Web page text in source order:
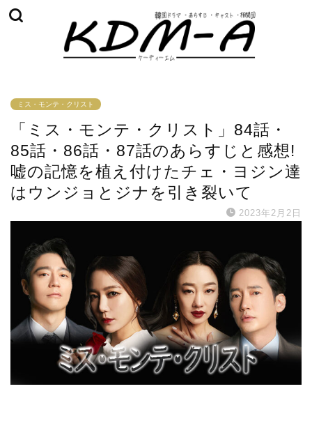
ミス・モンテ・クリスト
「ミス・モンテ・クリスト」84話・
85話・86話・87話のあらすじと感想!
嘘の記憶を植え付けたチェ・ヨジン達
はウンジョとジナを引き裂いて
2023年2月2日